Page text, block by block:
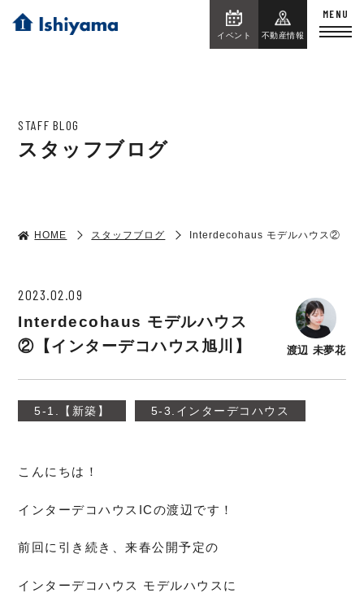
STAFF BLOG
スタッフブログ
HOME スタッフブログ Interdecohaus モデルハウス②【イ
2023.02.09
Interdecohaus モデルハウス
②【インターデコハウス旭川】
渡辺 未夢花
5-1.【新築】 5-3.インターデコハウス
こんにちは！
インターデコハウスICの渡辺です！
前回に引き続き、来春公開予定の
インターデコハウス モデルハウスに
イベント 不動産情報